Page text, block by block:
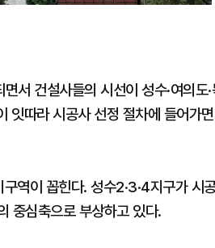
서 건설사들의 시선이 성수·여의도
잇따라 시공사 선정 절차에 들어가
역이 꼽힌다. 성수2·3·4지구가 시
중심축으로 부상하고 있다.